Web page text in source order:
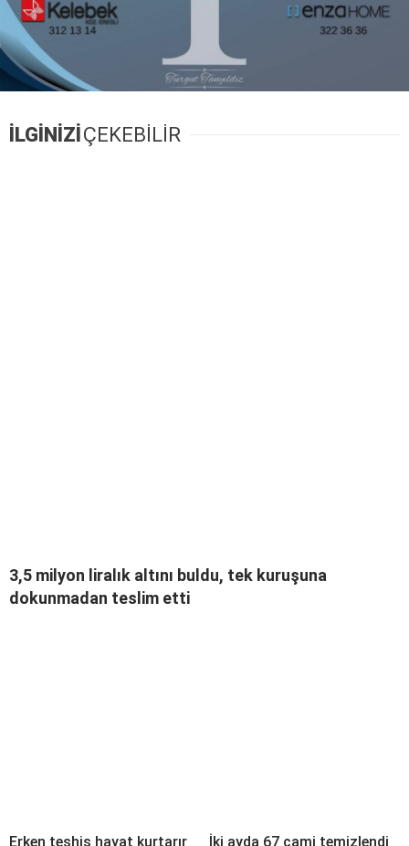
İLGİNİZİÇEKEBİLİR
3,5 milyon liralık altını buldu, tek kuruşuna
dokunmadan teslim etti
Erken teşhis hayat kurtarır İki ayda 67 cami temizlendi